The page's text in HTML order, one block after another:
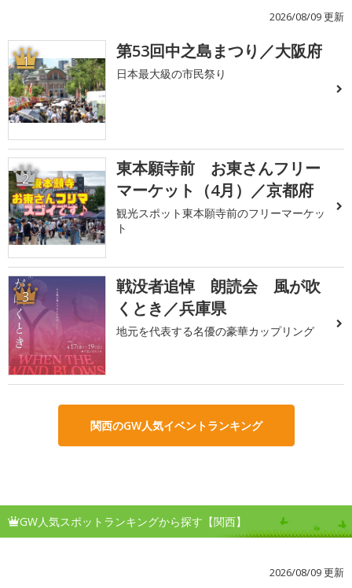
2026/08/09 更新
1 第53回中之島まつり／大阪府
日本最大級の市民祭り
2
東本願寺前 お東さんフリー
マーケット（4月）／京都府
観光スポット東本願寺前のフリーマーケッ
ト
3
戦没者追悼 朗読会 風が吹
くとき／兵庫県
地元を代表する名優の豪華カップリング
関西のGW人気イベントランキング
GW人気スポットランキングから探す【関西】
2026/08/09 更新